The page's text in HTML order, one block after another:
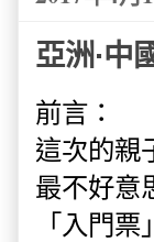
亞洲·中
前言：
這次的親
最不好意
「入門